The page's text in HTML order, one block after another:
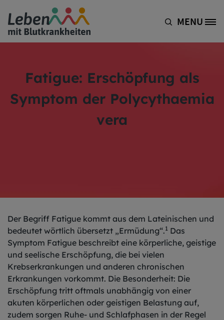
Site Logo MENU
Fatigue: Erschöpfung als
Symptom der Polycythaemia
vera
Der Begriff Fatigue kommt aus dem Lateinischen und
bedeutet wörtlich übersetzt „Ermüdung“.1 Das
Symptom Fatigue beschreibt eine körperliche, geistige
und seelische Erschöpfung, die bei vielen
Krebserkrankungen und anderen chronischen
Erkrankungen vorkommt. Die Besonderheit: Die
Erschöpfung tritt oftmals unabhängig von einer
akuten körperlichen oder geistigen Belastung auf,
zudem sorgen Ruhe- und Schlafphasen in der Regel